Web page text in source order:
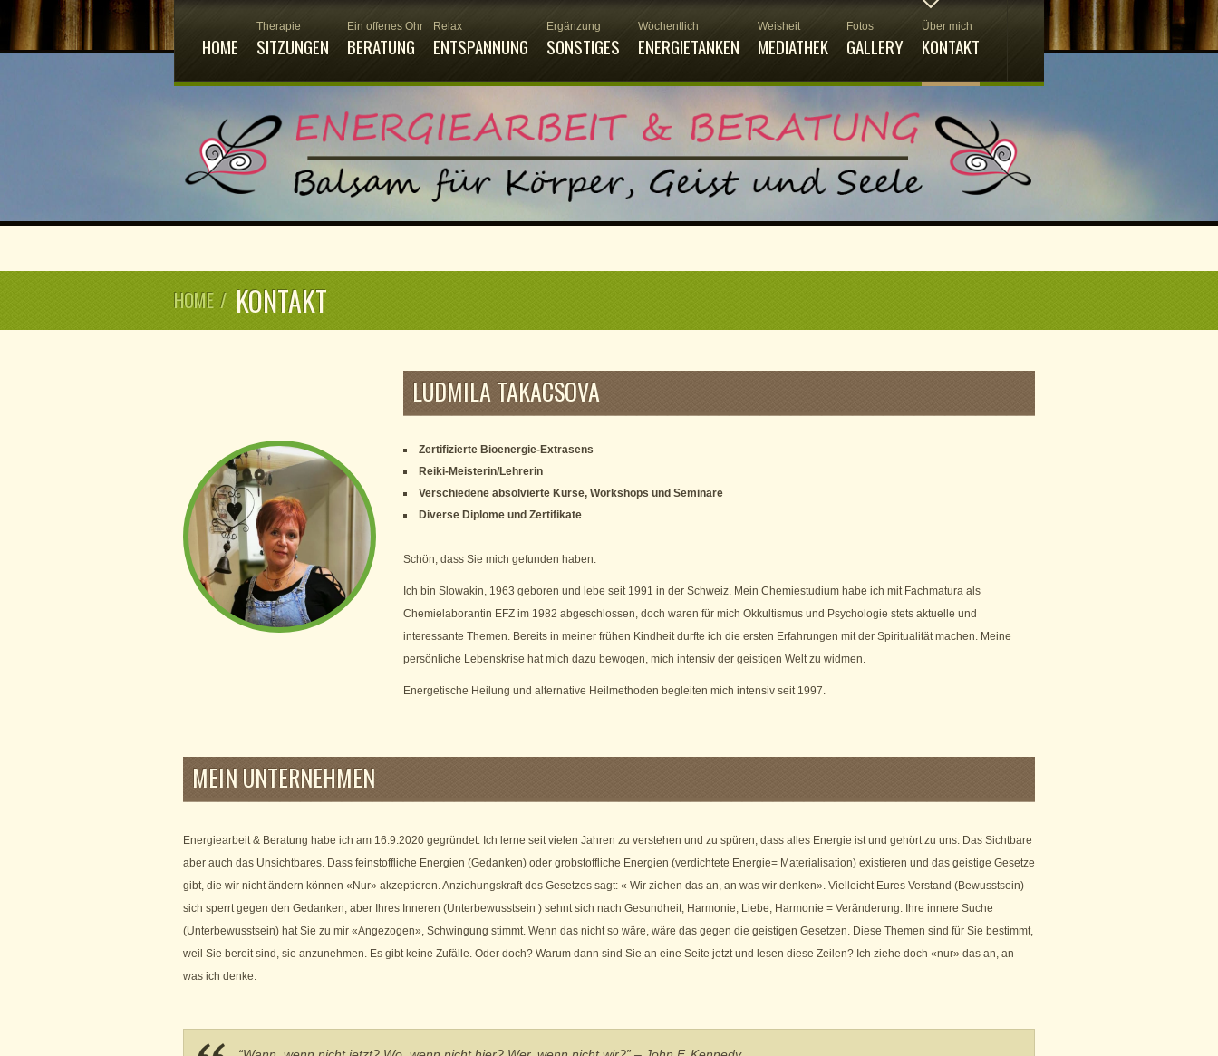
HOME
Therapie
SITZUNGEN
Ein offenes Ohr
BERATUNG
Relax
ENTSPANNUNG
Ergänzung
SONSTIGES
Wöchentlich
ENERGIETANKEN
Weisheit
MEDIATHEK
Fotos
GALLERY
Über mich
KONTAKT
HOME / KONTAKT
LUDMILA TAKACSOVA
Zertifizierte Bioenergie-Extrasens
Reiki-Meisterin/Lehrerin
Verschiedene absolvierte Kurse, Workshops und Seminare
Diverse Diplome und Zertifikate
Schön, dass Sie mich gefunden haben.
Ich bin Slowakin, 1963 geboren und lebe seit 1991 in der Schweiz. Mein Chemiestudium habe ich mit Fachmatura als
Chemielaborantin EFZ im 1982 abgeschlossen, doch waren für mich Okkultismus und Psychologie stets aktuelle und
interessante Themen. Bereits in meiner frühen Kindheit durfte ich die ersten Erfahrungen mit der Spiritualität machen. Meine
persönliche Lebenskrise hat mich dazu bewogen, mich intensiv der geistigen Welt zu widmen.
Energetische Heilung und alternative Heilmethoden begleiten mich intensiv seit 1997.
MEIN UNTERNEHMEN
Energiearbeit & Beratung habe ich am 16.9.2020 gegründet. Ich lerne seit vielen Jahren zu verstehen und zu spüren, dass alles Energie ist und gehört zu uns. Das Sichtbare
aber auch das Unsichtbares. Dass feinstoffliche Energien (Gedanken) oder grobstoffliche Energien (verdichtete Energie= Materialisation) existieren und das geistige Gesetze
gibt, die wir nicht ändern können «Nur» akzeptieren. Anziehungskraft des Gesetzes sagt: « Wir ziehen das an, an was wir denken». Vielleicht Eures Verstand (Bewusstsein)
sich sperrt gegen den Gedanken, aber Ihres Inneren (Unterbewusstsein ) sehnt sich nach Gesundheit, Harmonie, Liebe, Harmonie = Veränderung. Ihre innere Suche
(Unterbewusstsein) hat Sie zu mir «Angezogen», Schwingung stimmt. Wenn das nicht so wäre, wäre das gegen die geistigen Gesetzen. Diese Themen sind für Sie bestimmt,
weil Sie bereit sind, sie anzunehmen. Es gibt keine Zufälle. Oder doch? Warum dann sind Sie an eine Seite jetzt und lesen diese Zeilen? Ich ziehe doch «nur» das an, an
was ich denke.